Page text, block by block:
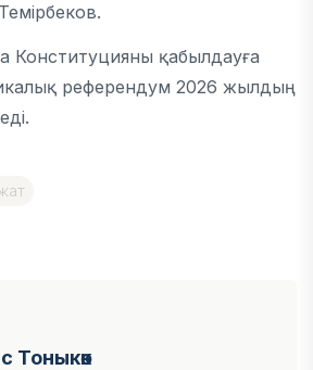
Конституцияны қабылдауға
референдум 2026 жылдың
Тоныкөк